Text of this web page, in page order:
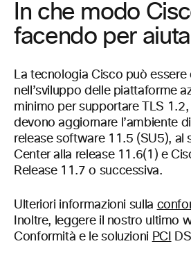
In che modo
facendo per
La tecnologia Cisco può essere
nell’sviluppo delle piattaforme
minimo per supportare TLS
devono aggiornare l’ambiente
release software 11.5 (SU5), al
Center alla release 11.6(1) e
Release 11.7 o successiva.
Ulteriori informazioni sulla
Inoltre, leggere il nostro ultimo
Conformità e le soluzioni PCI